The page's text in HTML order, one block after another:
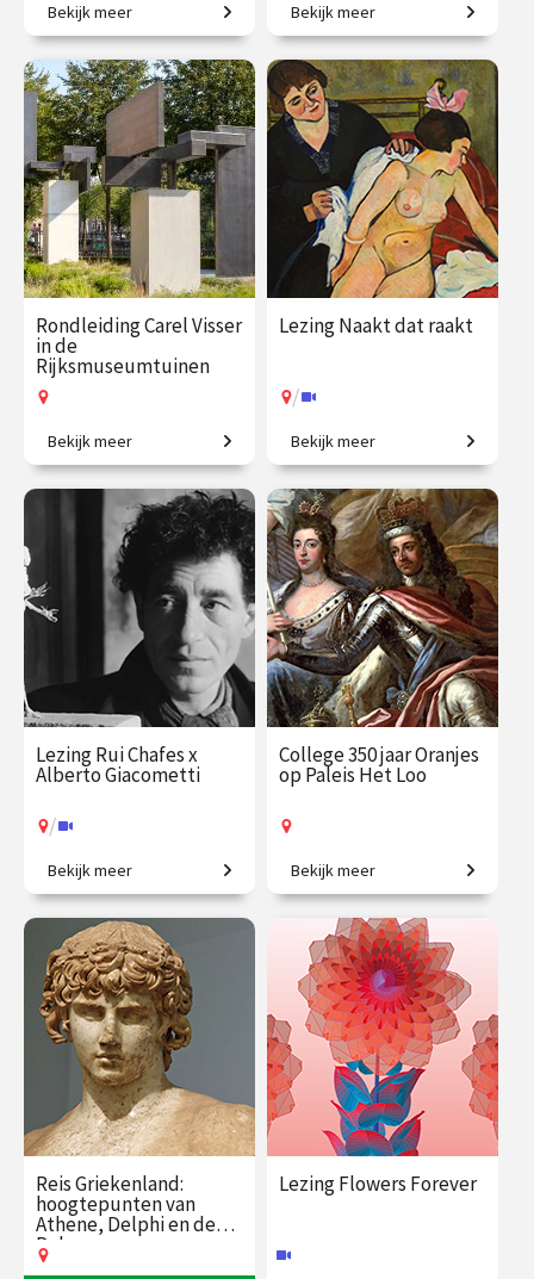
Het levensverhaal achter
een wereldberoemd
gezicht.
€ 35.00
vanaf 3
sep.
/ Op locatie of online
Bekijk meer
Een eeuwenoude trap vol
verhalen.
€ 19.50
vanaf 16
aug.
Op locatie
Bekijk meer
Rondleiding Carel Visser
in de
Rijksmuseumtuinen
De stille kracht van vorm.
€ 27.50
vanaf 14
aug.
Op locatie
Bekijk meer
Lezing Naakt dat raakt
/
Voorbij schoonheidsideaal
en het stereotype.
€ 19.50
vanaf 5
sep.
/ Op locatie of online
Bekijk meer
Lezing Rui Chafes x
Alberto Giacometti
/
Ontmoeting tussen twee
grootmeesters.
€ 19.50
vanaf 7
sep.
/ Op locatie of online
Bekijk meer
College 350 jaar Oranjes
op Paleis Het Loo
Van jachtslot tot vorstelijk
paleis.
€ 35.00
vanaf 8
sep.
Op locatie
Bekijk meer
Reis Griekenland:
hoogtepunten van
Athene, Delphi en de
Peloponnesos
Lezing Flowers Forever